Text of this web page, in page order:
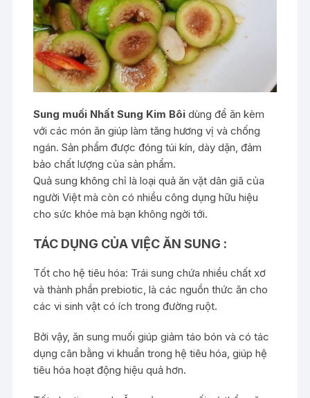
Sung muối Nhất Sung Kim Bôi dùng để ăn kèm
với các món ăn giúp làm tăng hương vị và chống
ngán. Sản phẩm được đóng túi kín, dày dặn, đảm
bảo chất lượng của sản phẩm.
Quả sung không chỉ là loại quả ăn vặt dân giã của
người Việt mà còn có nhiều công dụng hữu hiệu
cho sức khỏe mà bạn không ngời tới.
TÁC DỤNG CỦA VIỆC ĂN SUNG :
Tốt cho hệ tiêu hóa: Trái sung chứa nhiều chất xơ
và thành phần prebiotic, là các nguồn thức ăn cho
các vi sinh vật có ích trong đường ruột.
Bởi vậy, ăn sung muối giúp giảm táo bón và có tác
dụng cân bằng vi khuẩn trong hệ tiêu hóa, giúp hệ
tiêu hóa hoạt động hiệu quả hơn.